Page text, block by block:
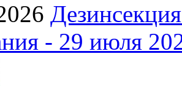
- 29 июля